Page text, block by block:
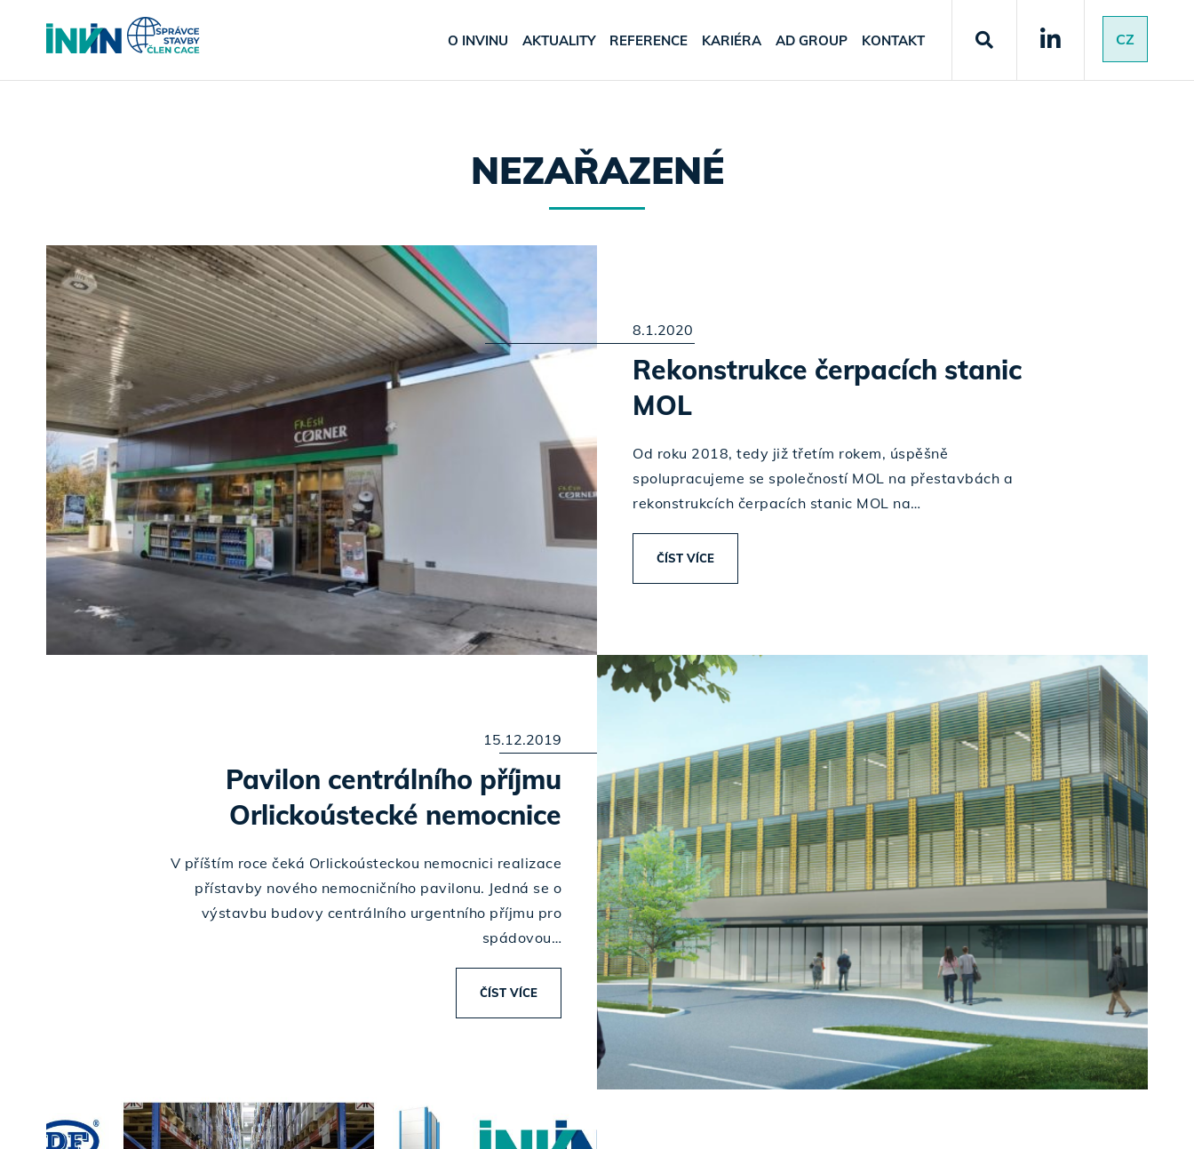
O INVINU AKTUALITY REFERENCE KARIÉRA AD GROUP KONTAKT CZ
NEZAŘAZENÉ
8.1.2020
Rekonstrukce čerpacích stanic
MOL
Od roku 2018, tedy již třetím rokem, úspěšně
spolupracujeme se společností MOL na přestavbách a
rekonstrukcích čerpacích stanic MOL na…
ČÍST VÍCE
15.12.2019
Pavilon centrálního příjmu
Orlickoústecké nemocnice
V příštím roce čeká Orlickoústeckou nemocnici realizace
přístavby nového nemocničního pavilonu. Jedná se o
výstavbu budovy centrálního urgentního příjmu pro
spádovou…
ČÍST VÍCE